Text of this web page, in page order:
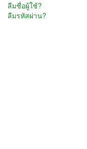
ลืมชื่อผู้ใช้?
ลืมรหัสผ่าน?